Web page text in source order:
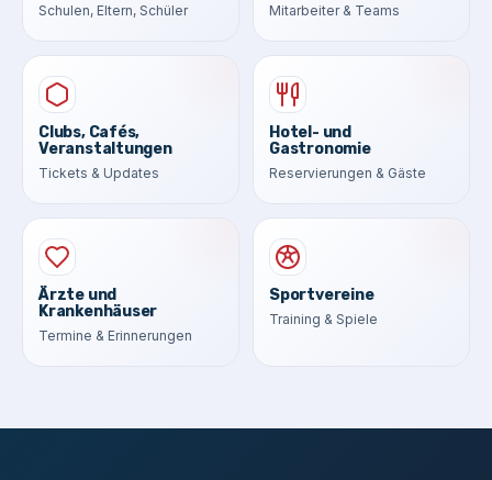
Schulen, Eltern, Schüler Mitarbeiter & Teams
Clubs, Cafés,
Veranstaltungen
Tickets & Updates
Hotel- und
Gastronomie
Reservierungen & Gäste
Ärzte und
Krankenhäuser
Termine & Erinnerungen
Sportvereine
Training & Spiele